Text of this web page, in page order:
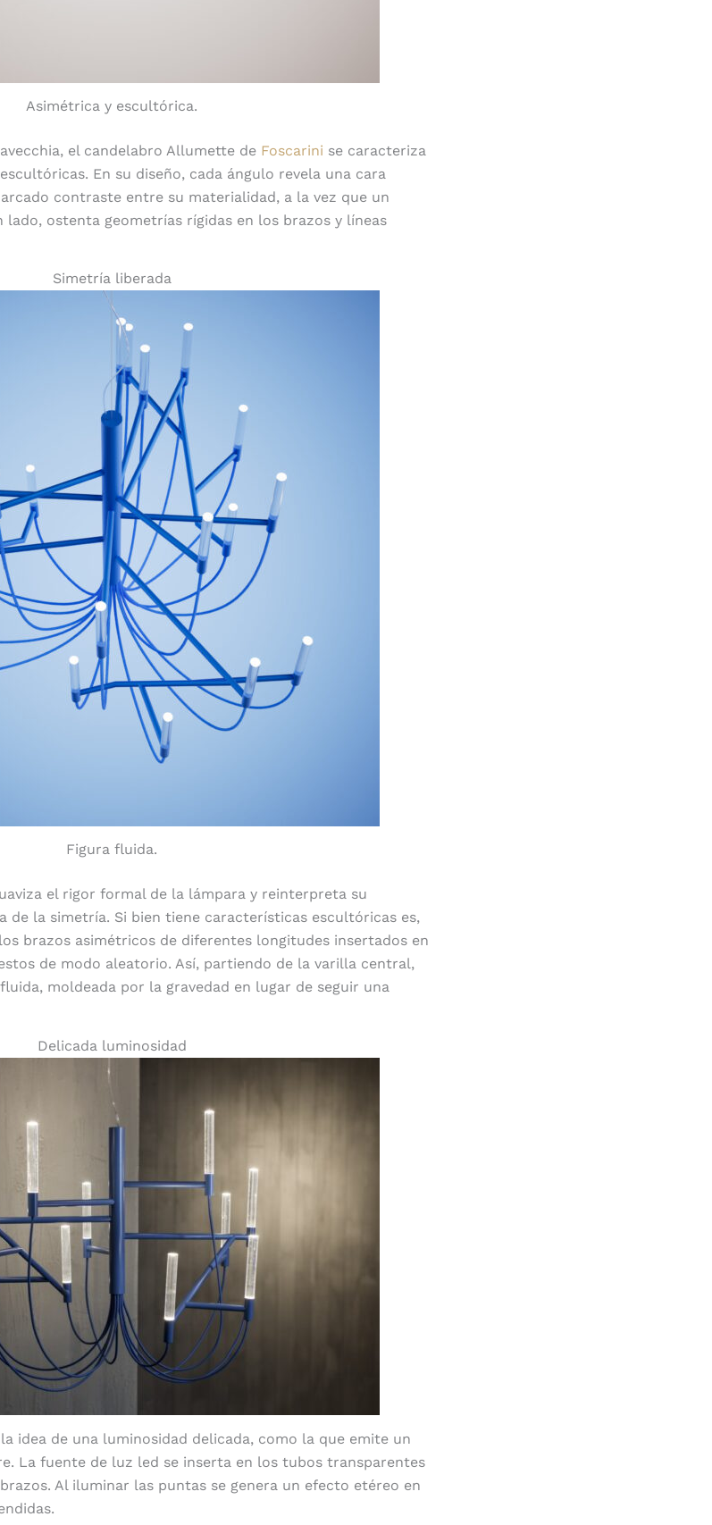
Asimétrica y escultórica.
el candelabro Allumette de Foscarini se caracteriza
En su diseño, cada ángulo revela una cara
contraste entre su materialidad, a la vez que un
ostenta geometrías rígidas en los brazos y líneas
Simetría liberada
Figura fluida.
el rigor formal de la lámpara y reinterpreta su
de la simetría. Si bien tiene características escultóricas es,
brazos asimétricos de diferentes longitudes insertados en
de modo aleatorio. Así, partiendo de la varilla central,
moldeada por la gravedad en lugar de seguir una
Delicada luminosidad
idea de una luminosidad delicada, como la que emite un
La fuente de luz led se inserta en los tubos transparentes
Al iluminar las puntas se genera un efecto etéreo en